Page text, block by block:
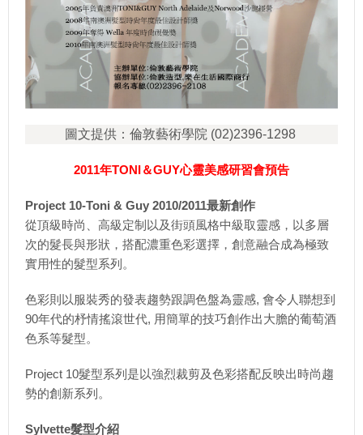
圖文提供：倫敦藝術學院 (02)2396-1298
2011年TONI＆GUY心靈美感研習會預告
Project 10-Toni & Guy 2010/2011最新創作
從頂級時尚、高級定制以及街頭風格中級取靈感，以多層
次的髮長與形狀，搭配濃重色彩選擇，創意融合成為極致
實用性的髮型系列。
色彩則以服裝秀的發表趨勢跟調色盤為靈感, 會令人聯想到
90年代的杼情搖滾世代, 用簡單的技巧創作出大膽的葡萄酒
色系等髮型。
Project 10髮型系列是以強烈裁剪及色彩搭配反映出時尚趨
勢的創新系列。
Sylvette髮型介紹